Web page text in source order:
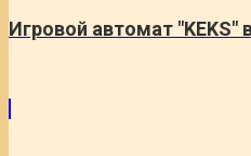
Игровой автомат "KEKS"